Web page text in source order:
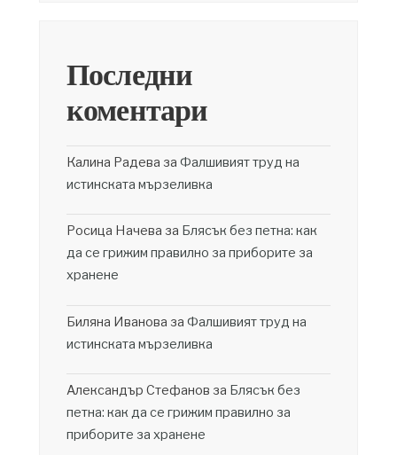
Последни
коментари
Калина Радева за Фалшивият труд на
истинската мързеливка
Росица Начева за Блясък без петна: как
да се грижим правилно за приборите за
хранене
Биляна Иванова за Фалшивият труд на
истинската мързеливка
Александър Стефанов за Блясък без
петна: как да се грижим правилно за
приборите за хранене